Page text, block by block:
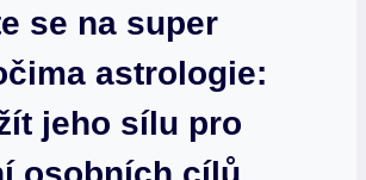
se na super
astrologie:
jeho sílu pro